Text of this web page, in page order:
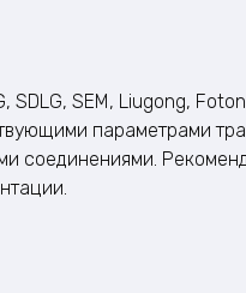
SDLG, SEM, Liugong,
параметрами
соединениями.